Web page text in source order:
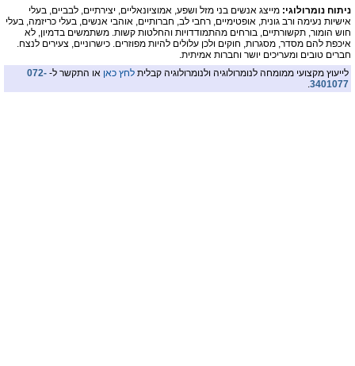
פייסבוק
ניתוח נומרולוגי: מייצג אנשים בני מזל ושפע, אמוציונאליים, יצירתיים, לבביים, בעלי
אישיות נעימה ורב גונית, אופטימיים, רחבי לב, חברותיים, אוהבי אנשים, בעלי כריזמה, בעלי
חוש הומור, תקשורתיים, בורחים מהתמודדויות והחלטות קשות. משתמשים בדמיון, לא
איכפת להם מסדר, מסגרות, חוקים ולכן עלולים להיות מפוזרים. כישרוניים, צעירים לנצח.
חברים טובים ומעריכים יושר וחברות אמיתית.
לייעוץ מקצועי ממומחה לנומרולוגיה ולנומרולוגיה קבלית לחץ כאן או התקשר ל- 072-
3401077
.